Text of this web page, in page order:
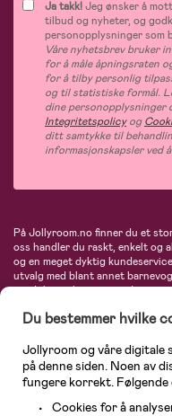
Ja takk!Jeg ønsker å
tilbud og nyheter, og
personopplysninger som
Våre nyhetsbrev bruker
for å måle åpningsraten
for å tilby personlig
og til statistiske formål.
dine personopplysninger
Integritetspolicyog
ditt samtykke til
informasjonskapsler ved
På Jollyroom.no finner du et
oss handler du raskt, enkelt og
og en meget dyktig
utvalg med blant annet
produkter til mor, mengder av
Maxi-Cosi, Baby Jogger,
største nettbutikk for barn og
Du bestemmer hvilke
Jollyroom og våre digitale
på denne siden. Noen av
fungere korrekt.
Cookies for å